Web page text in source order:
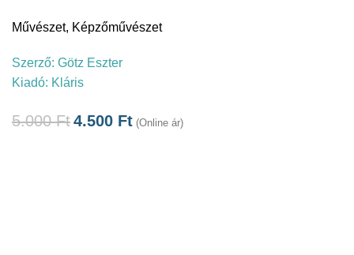
Művészet, Képzőművészet
Szerző: Götz Eszter
Kiadó: Kláris
5.000Ft4.500 Ft (Online ár)